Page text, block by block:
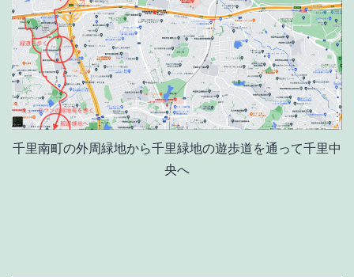
千里南町の外周緑地から千里緑地の遊歩道を通って千里中
央へ